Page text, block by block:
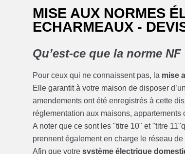
MISE AUX NORMES
ECHARMEAUX -
Qu’est-ce que la norme NF
Pour ceux qui ne connaissent pas, la mise
Elle garantit à votre maison de disposer
amendements ont été enregistrés à cette
réglementation aux maisons,
A noter que ce sont les "titre 10" et "titre
prennent également en charge le réseau
Afin que votresystème électrique